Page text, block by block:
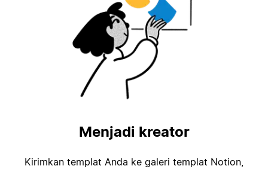
Menjadi kreator
Kirimkan templat Anda ke galeri templat Notion,